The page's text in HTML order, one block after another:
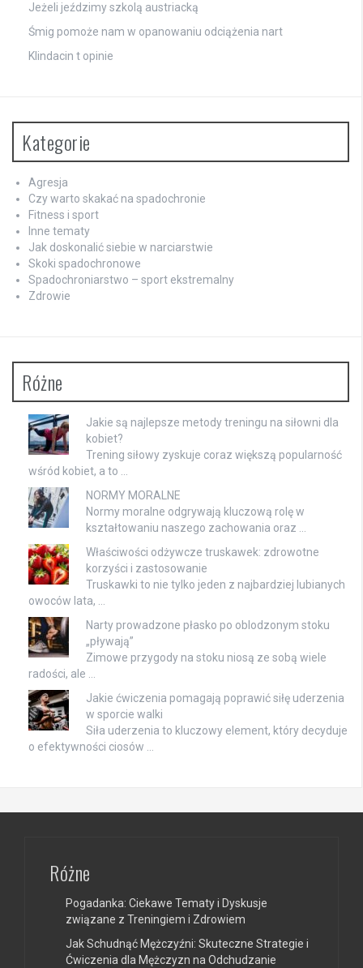
Jeżeli jeździmy szkolą austriacką
Śmig pomoże nam w opanowaniu odciążenia nart
Klindacin t opinie
Kategorie
Agresja
Czy warto skakać na spadochronie
Fitness i sport
Inne tematy
Jak doskonalić siebie w narciarstwie
Skoki spadochronowe
Spadochroniarstwo – sport ekstremalny
Zdrowie
Różne
Jakie są najlepsze metody treningu na siłowni dla
kobiet?
Trening siłowy zyskuje coraz większą popularność
wśród kobiet, a to …
NORMY MORALNE
Normy moralne odgrywają kluczową rolę w
kształtowaniu naszego zachowania oraz …
Właściwości odżywcze truskawek: zdrowotne
korzyści i zastosowanie
Truskawki to nie tylko jeden z najbardziej lubianych
owoców lata, …
Narty prowadzone płasko po oblodzonym stoku
„pływają”
Zimowe przygody na stoku niosą ze sobą wiele
radości, ale …
Jakie ćwiczenia pomagają poprawić siłę uderzenia
w sporcie walki
Siła uderzenia to kluczowy element, który decyduje
o efektywności ciosów …
Różne
Pogadanka: Ciekawe Tematy i Dyskusje
związane z Treningiem i Zdrowiem
Jak Schudnąć Mężczyźni: Skuteczne Strategie i
Ćwiczenia dla Mężczyzn na Odchudzanie